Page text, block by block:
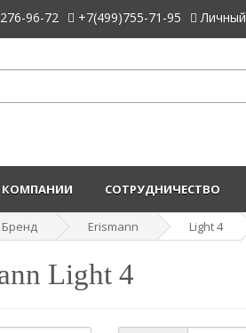
96-72 +7(499)755-71-95
СОТРУДНИЧЕСТВО
КОМПАНИИ
Бренд Erismann Light 4
Light 4